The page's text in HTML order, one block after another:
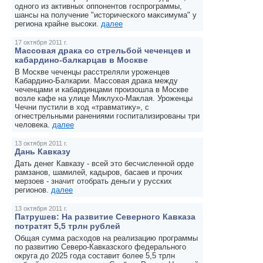
одного из активных оппонентов госпрограммы,
шансы на получение "исторического максимума" у
региона крайне высоки. далее
17 октября 2011 г.
Массовая драка со стрельбой чеченцев и
кабардино-балкарцав в Москве
В Москве чеченцы расстреляли уроженцев
Кабардино-Балкарии. Массовая драка между
чеченцами и кабардинцами произошла в Москве
возле кафе на улице Миклухо-Маклая. Уроженцы
Чечни пустили в ход «травматику», с
огнестрельными ранениями госпитализированы три
человека. далее
13 октября 2011 г.
Дань Кавказу
Дать денег Кавказу - всей это бесчисленной орде
рамзанов, шамилей, кадыров, басаев и прочих
мерзоев - значит отобрать деньги у русских
регионов. далее
13 октября 2011 г.
Патрушев: На развитие Северного Кавказа
потратят 5,5 трлн рублей
Общая сумма расходов на реализацию программы
по развитию Северо-Кавказского федерального
округа до 2025 года составит более 5,5 трлн